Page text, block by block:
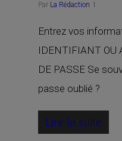
Par La Rédaction
Entrez vos
IDENTIFIANT OU
DE PASSE Se
passe oublié ?
Lire la suite